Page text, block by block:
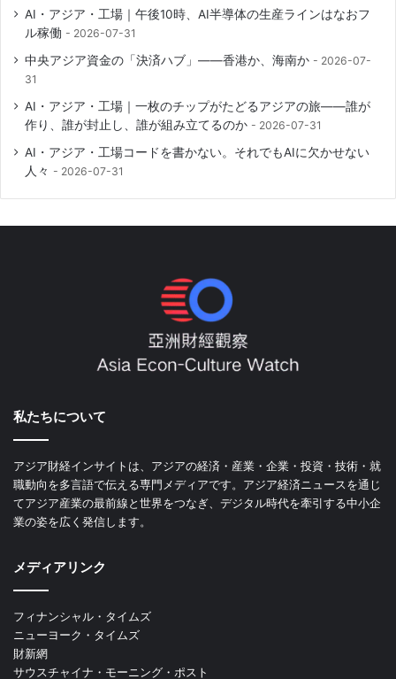
AI・アジア・工場｜午後10時、AI半導体の生産ラインはなおフ
ル稼働
2026-07-31
中央アジア資金の「決済ハブ」――香港か、海南か
2026-07-
31
AI・アジア・工場｜一枚のチップがたどるアジアの旅――誰が
作り、誰が封止し、誰が組み立てるのか
2026-07-31
AI・アジア・工場コードを書かない。それでもAIに欠かせない
人々
2026-07-31
私たちについて
アジア財経インサイトは、アジアの経済・産業・企業・投資・技術・就
職動向を多言語で伝える専門メディアです。アジア経済ニュースを通じ
てアジア産業の最前線と世界をつなぎ、デジタル時代を牽引する中小企
業の姿を広く発信します。
メディアリンク
フィナンシャル・タイムズ
ニューヨーク・タイムズ
財新網
サウスチャイナ・モーニング・ポスト